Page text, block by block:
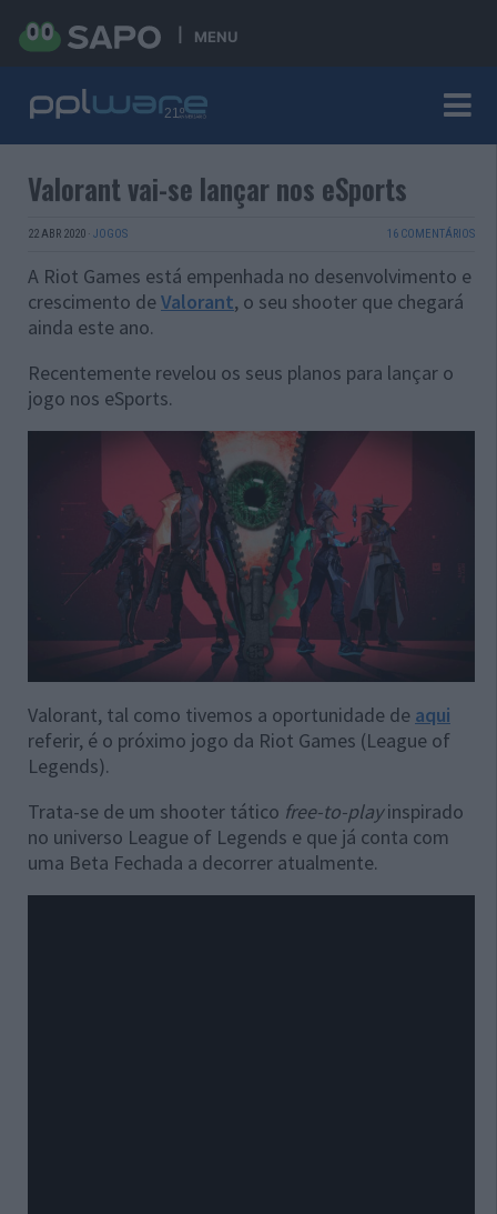
MENU
Valorant vai-se lançar nos eSports
22 ABR 2020 · JOGOS 16 COMENTÁRIOS
A Riot Games está empenhada no desenvolvimento e
crescimento deValorant, o seu shooter que chegará
ainda este ano.
Recentemente revelou os seus planos para lançar o
jogo nos eSports.
Valorant, tal como tivemos a oportunidade de aqui
referir, é o próximo jogo da Riot Games (League of
Legends).
Trata-se de um shooter tático free-to-playinspirado
no universo League of Legends e que já conta com
uma Beta Fechada a decorrer atualmente.